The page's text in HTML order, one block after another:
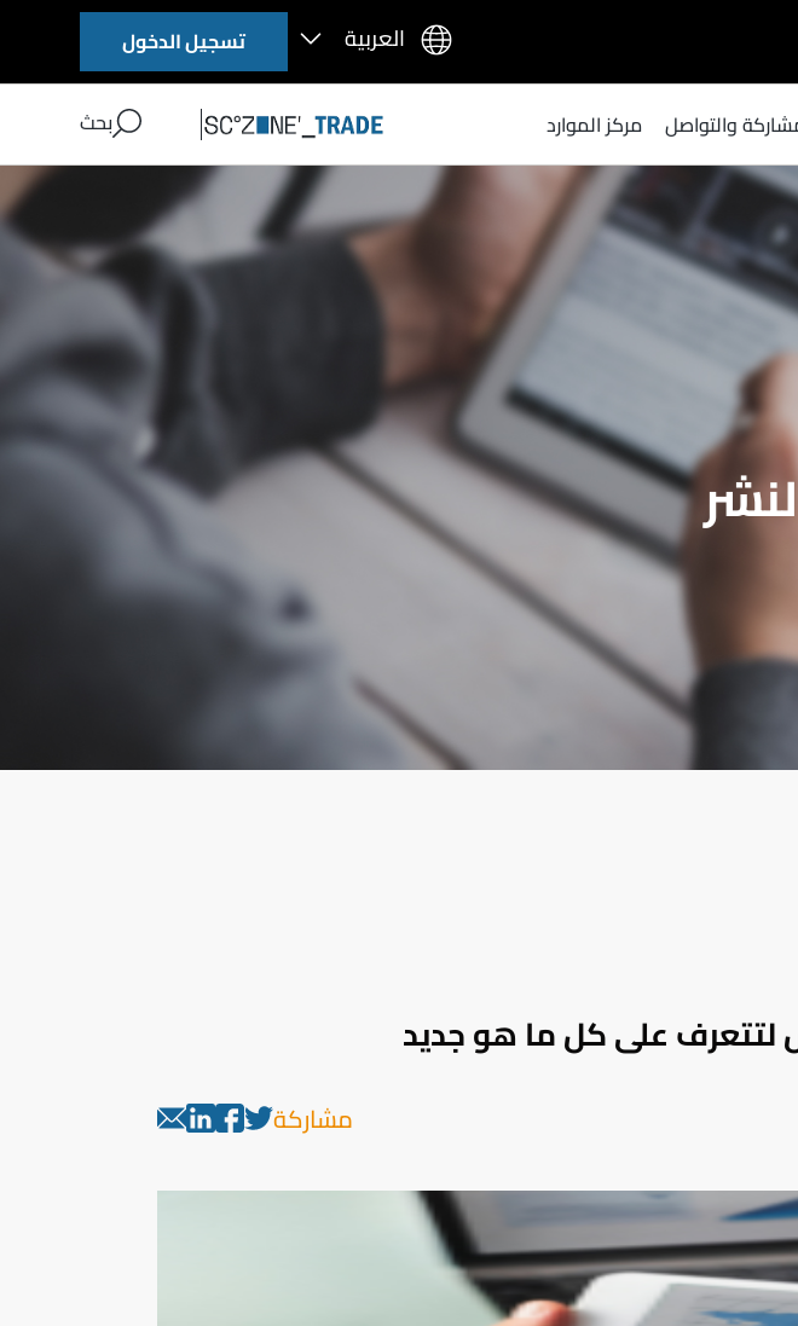
تسجيل الدخول
والتواصل​ مركز الموارد بحث
لتتعرف على كل ما هو جديد
مشاركة